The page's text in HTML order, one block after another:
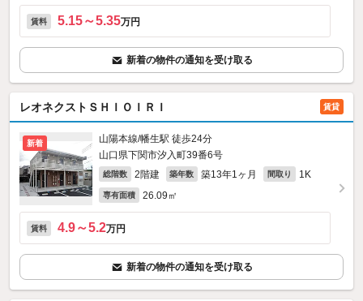
賃料 5.15～5.35万円
新着の物件の通知を受け取る
レオネクストＳＨＩＯＩＲＩ 賃貸
新着
山陽本線/幡生駅 徒歩24分
山口県下関市汐入町39番6号
総階数 2階建 築年数 築13年1ヶ月 間取り 1K
専有面積 26.09㎡
賃料 4.9～5.2万円
新着の物件の通知を受け取る